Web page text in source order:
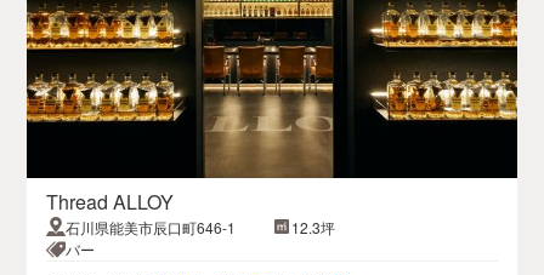
Thread ALLOY
石川県能美市辰口町646-1
12.3坪
バー